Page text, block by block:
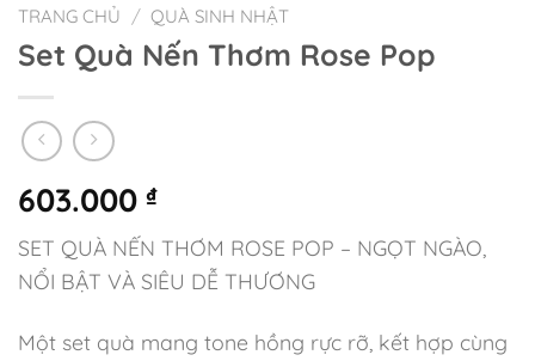
TRANG CHỦ / QUÀ SINH NHẬT
Set Quà Nến Thơm Rose Pop
603.000 ₫
SET QUÀ NẾN THƠM ROSE POP – NGỌT NGÀO,
NỔI BẬT VÀ SIÊU DỄ THƯƠNG
Một set quà mang tone hồng rực rỡ, kết hợp cùng